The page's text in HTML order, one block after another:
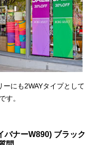
にも2WAYタイプとして
す。
バナーW890) ブラック